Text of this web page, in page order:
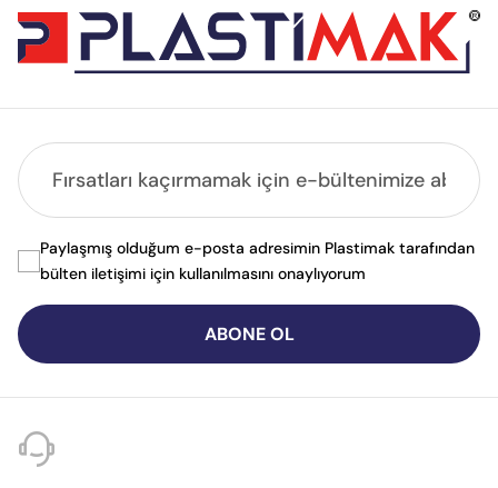
ABONE OL
Paylaşmış olduğum e-posta adresimin Plastimak tarafından
bülten iletişimi için kullanılmasını onaylıyorum